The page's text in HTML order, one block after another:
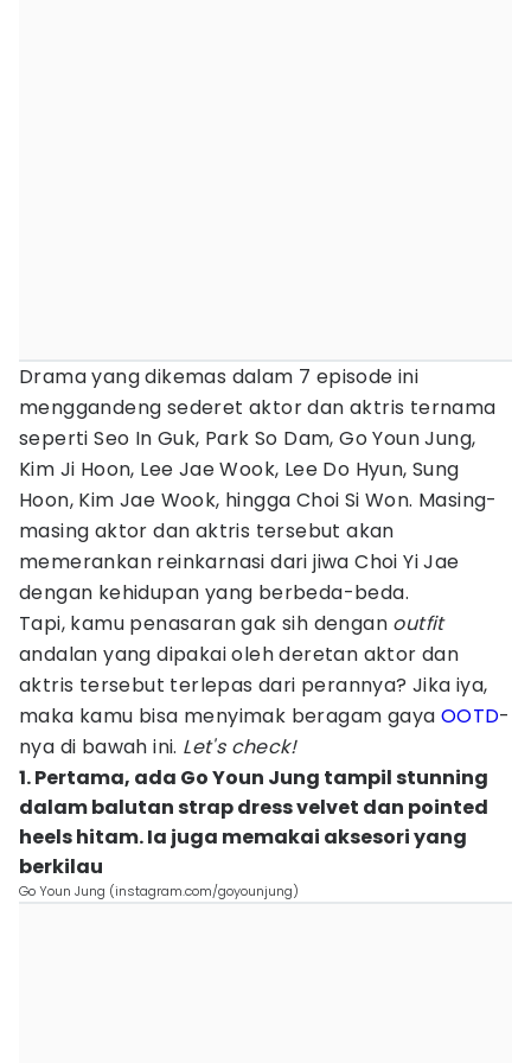
Drama yang dikemas dalam 7 episode ini
menggandeng sederet aktor dan aktris ternama
seperti Seo In Guk, Park So Dam, Go Youn Jung,
Kim Ji Hoon, Lee Jae Wook, Lee Do Hyun, Sung
Hoon, Kim Jae Wook, hingga Choi Si Won. Masing-
masing aktor dan aktris tersebut akan
memerankan reinkarnasi dari jiwa Choi Yi Jae
dengan kehidupan yang berbeda-beda.
Tapi, kamu penasaran gak sih dengan outfit
andalan yang dipakai oleh deretan aktor dan
aktris tersebut terlepas dari perannya? Jika iya,
maka kamu bisa menyimak beragam gaya OOTD-
nya di bawah ini. Let's check!
1. Pertama, ada Go Youn Jung tampil stunning
dalam balutan strap dress velvet dan pointed
heels hitam. Ia juga memakai aksesori yang
berkilau
Go Youn Jung (instagram.com/goyounjung)